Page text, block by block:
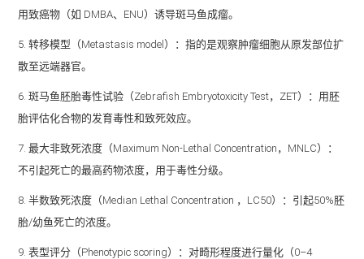
用致癌物（如 DMBA、ENU）诱导斑马鱼成瘤。
5. 转移模型（Metastasis model）：指的是观察肿瘤细胞从原发部位扩
散至远端器官。
6. 斑马鱼胚胎毒性试验（Zebrafish Embryotoxicity Test，ZET）：用胚
胎评估化合物的发育毒性和致死效应。
7. 最大非致死浓度（Maximum Non-Lethal Concentration，MNLC）：
不引起死亡的最高药物浓度，用于毒性分级。
8. 半数致死浓度（Median Lethal Concentration ，LC50）：引起50%胚
胎/幼鱼死亡的浓度。
9. 表型评分（Phenotypic scoring）：对畸形程度进行量化（0–4